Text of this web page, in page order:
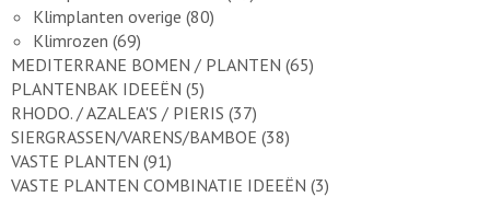
Klimplanten overige (80)
Klimrozen (69)
MEDITERRANE BOMEN / PLANTEN (65)
PLANTENBAK IDEEËN (5)
RHODO. / AZALEA'S / PIERIS (37)
SIERGRASSEN/VARENS/BAMBOE (38)
VASTE PLANTEN (91)
VASTE PLANTEN COMBINATIE IDEEËN (3)